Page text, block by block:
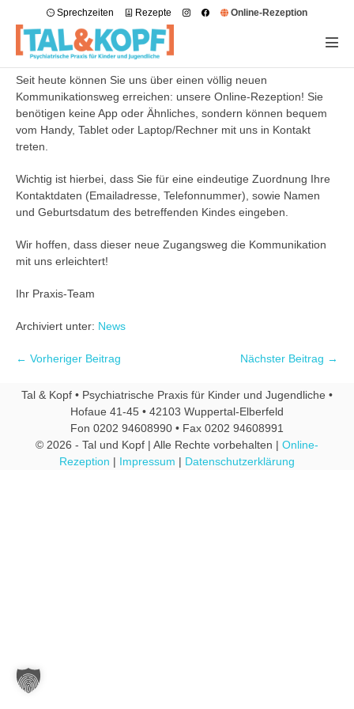
Sprechzeiten Rezepte Online-Rezeption
Seit heute können Sie uns über einen völlig neuen
Kommunikationsweg erreichen: unsere Online-Rezeption! Sie
benötigen keine App oder Ähnliches, sondern können bequem
vom Handy, Tablet oder Laptop/Rechner mit uns in Kontakt
treten.
Wichtig ist hierbei, dass Sie für eine eindeutige Zuordnung Ihre
Kontaktdaten (Emailadresse, Telefonnummer), sowie Namen
und Geburtsdatum des betreffenden Kindes eingeben.
Wir hoffen, dass dieser neue Zugangsweg die Kommunikation
mit uns erleichtert!
Ihr Praxis-Team
Archiviert unter: News
← Vorheriger Beitrag Nächster Beitrag →
Tal & Kopf • Psychiatrische Praxis für Kinder und Jugendliche •
Hofaue 41-45 • 42103 Wuppertal-Elberfeld
Fon 0202 94608990 • Fax 0202 94608991
© 2026 - Tal und Kopf | Alle Rechte vorbehalten | Online-
Rezeption | Impressum | Datenschutzerklärung